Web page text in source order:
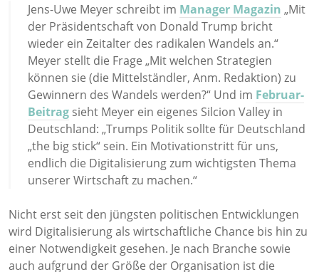
Jens-Uwe Meyer schreibt im Manager Magazin „Mit
der Präsidentschaft von Donald Trump bricht
wieder ein Zeitalter des radikalen Wandels an.“
Meyer stellt die Frage „Mit welchen Strategien
können sie (die Mittelständler, Anm. Redaktion) zu
Gewinnern des Wandels werden?“ Und im Februar-
Beitrag sieht Meyer ein eigenes Silcion Valley in
Deutschland: „Trumps Politik sollte für Deutschland
„the big stick“ sein. Ein Motivationstritt für uns,
endlich die Digitalisierung zum wichtigsten Thema
unserer Wirtschaft zu machen.“
Nicht erst seit den jüngsten politischen Entwicklungen
wird Digitalisierung als wirtschaftliche Chance bis hin zu
einer Notwendigkeit gesehen. Je nach Branche sowie
auch aufgrund der Größe der Organisation ist die